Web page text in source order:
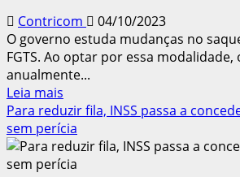
paternidade
Contricom
04/10/2023
O governo estuda mudanças no
FGTS. Ao optar por essa
anualmente...
Leia mais
mais
sobre
Governo
estuda
Para reduzir fila, INSS passa a
sem perícia